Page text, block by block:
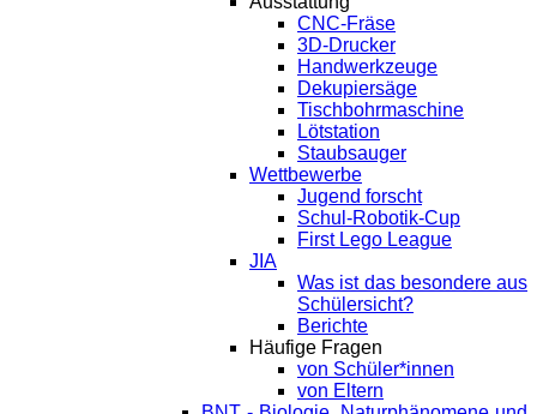
CNC-Fräse
3D-Drucker
Handwerkzeuge
Dekupiersäge
Tischbohrmaschine
Lötstation
Staubsauger
Wettbewerbe
Jugend forscht
Schul-Robotik-Cup
First Lego League
JIA
Was ist das besondere aus
Schülersicht?
Berichte
Häufige Fragen
von Schüler*innen
von Eltern